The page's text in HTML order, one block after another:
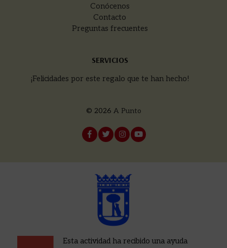
Conócenos
Contacto
Preguntas frecuentes
SERVICIOS
¡Felicidades por este regalo que te han hecho!
© 2026 A Punto
Esta actividad ha recibido una ayuda